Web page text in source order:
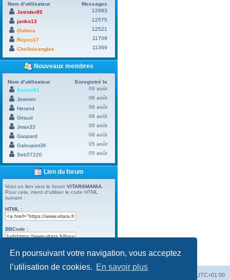
En poursuivant votre navigation, vous acceptez
l’utilisation de cookies. En savoir plus
Nom d’utilisateur
Messages
Jetrider85
12683
janko13
12575
Ouitara
12521
Royco17
11709
Chelloisangles
11369
Nouveaux membres
Nom d’utilisateur
Enregistré le
Xavier01
06 août
Jeremm
06 août
Herand
06 août
Giraud
06 août
Jmax33
06 août
Gaspard
06 août
Galoupiot36
05 août
Seb57220
05 août
Lien du forum
Voici un lien vers le forum VITARAMANIA
Pour cela, merci d’utiliser le code HTML
suivant :
HTML :
BBCode :
Powered byBoard3 Portal© 2009 - 2023 Board3 Group
UTC+01:00